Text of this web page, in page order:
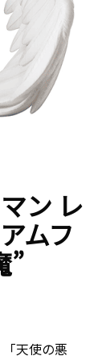
ン レ
ムフ
”
天使の悪